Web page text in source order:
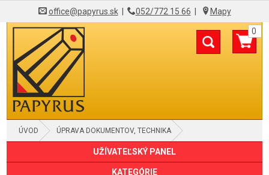
office@papyrus.sk| 052/772 15 66 Mapy
0
ÚVOD ÚPRAVA DOKUMENTOV, TECHNIKA
ČISTENIE OBRAZOVIEK A POVRCHOV
UŽÍVATEĽSKÝ PANEL
KATEGÓRIE